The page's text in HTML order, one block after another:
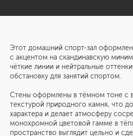
Этот домашний спорт-зал
с акцентом на скандинавскую
чёткие линии и нейтральные
обстановку для занятий спортом.
Стены оформлены в тёмном тоне с
текстурой природного камня, что
характера и делает атмосферу
монохромной цветовой гамме в
пространство выглядит цельно и